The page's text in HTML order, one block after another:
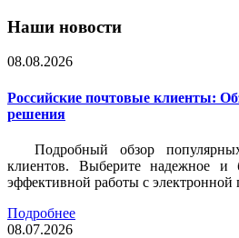
Наши новости
08.08.2026
Российские почтовые клиенты:
решения
Подробный обзор
клиентов. Выберите надежное и
эффективной работы с электронной
Подробнее
08.07.2026